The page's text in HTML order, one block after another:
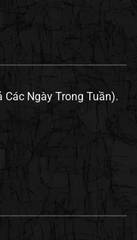
Ngày Trong Tuần).